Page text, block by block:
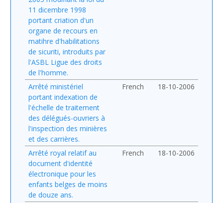
11 dicembre 1998
portant criation d'un
organe de recours en
matihre d'habilitations
de sicuriti, introduits par
l'ASBL Ligue des droits
de l'homme.
Arrêté ministériel
portant indexation de
l'échelle de traitement
des délégués-ouvriers à
l'inspection des minières
et des carrières.
French 18-10-2006
Arrêté royal relatif au
document d'identité
électronique pour les
enfants belges de moins
de douze ans.
French 18-10-2006